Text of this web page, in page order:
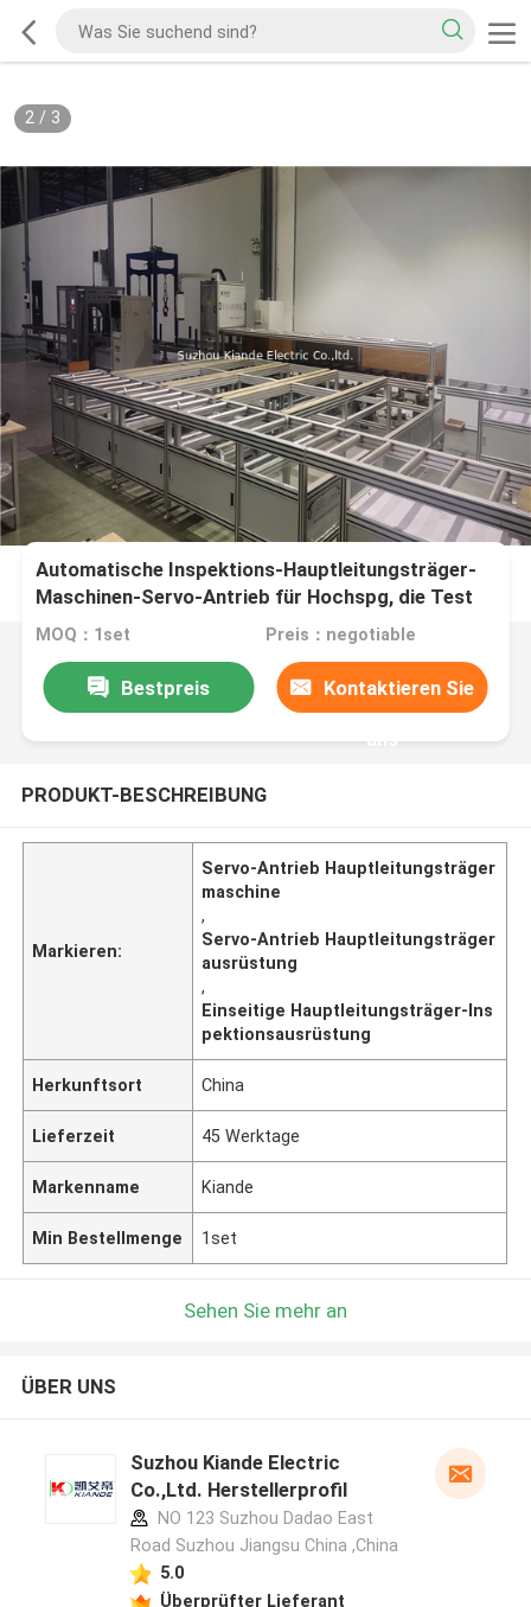
2/ 3
Automatische Inspektions-Hauptleitungsträger-
Maschinen-Servo-Antrieb für Hochspg, die Test
widersteht
MOQ：1set Preis：negotiable
Bestpreis Kontaktieren Sie
uns
PRODUKT-BESCHREIBUNG
Markieren:
Servo-Antrieb Hauptleitungsträger
maschine
,
Servo-Antrieb Hauptleitungsträger
ausrüstung
,
Einseitige Hauptleitungsträger-Ins
pektionsausrüstung
Herkunftsort China
Lieferzeit 45 Werktage
Markenname Kiande
Min Bestellmenge 1set
Sehen Sie mehr an
ÜBER UNS
Suzhou Kiande Electric
Co.,Ltd. Herstellerprofil
NO 123 Suzhou Dadao East
Road Suzhou Jiangsu China ,China
5.0
Überprüfter Lieferant